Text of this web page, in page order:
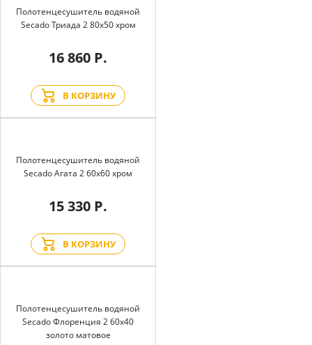
Полотенцесушитель водяной
Secado Триада 2 80x50 хром
16 860 Р.
В КОРЗИНУ
Полотенцесушитель водяной
Secado Агата 2 60x60 хром
15 330 Р.
В КОРЗИНУ
Полотенцесушитель водяной
Secado Флоренция 2 60x40
золото матовое